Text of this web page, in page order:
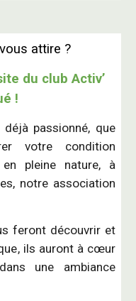
attire ?
du club Activ’
!
passionné, que
votre condition
pleine nature, à
notre association
feront découvrir et
, ils auront à cœur
une ambiance